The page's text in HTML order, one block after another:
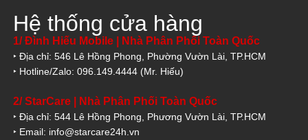
Hệ thống cửa hàng
1/ Đình Hiếu Mobile | Nhà Phân Phối Toàn Quốc
‣ Địa chỉ: 546 Lê Hồng Phong, Phường Vườn Lài, TP.HCM
‣ Hotline/Zalo: 096.149.4444 (Mr. Hiếu)
2/ StarCare | Nhà Phân Phối Toàn Quốc
‣ Địa chỉ: 544 Lê Hồng Phong, Phương Vườn Lài, TP.HCM
‣ Email: info@starcare24h.vn